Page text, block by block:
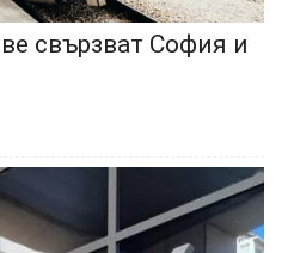
свързват София и